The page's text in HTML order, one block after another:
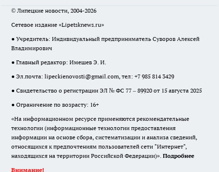
© Липецкие новости, 2004-2026
Сетевое издание «Lipetsknews.ru»
● Учредитель: Индивидуальный предприниматель Суворов Алексей
Владимирович
● Главный редактор: Имешев Э. И.
● Эл.почта: lipeckienovosti@gmail.com, тел: +7 985 814 3429
● Свидетельство о регистрации ЭЛ № ФС 77 – 89920 от 15 августа 2025
● Ограничение по возрасту: 16+
«На информационном ресурсе применяются рекомендательные
технологии (информационные технологии предоставления
информации на основе сбора, систематизации и анализа сведений,
относящихся к предпочтениям пользователей сети "Интернет",
находящихся на территории Российской Федерации)». Подробнее
Внимание!